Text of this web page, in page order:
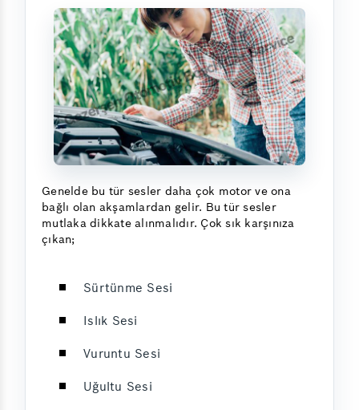
Genelde bu tür sesler daha çok motor ve ona
bağlı olan akşamlardan gelir. Bu tür sesler
mutlaka dikkate alınmalıdır. Çok sık karşınıza
çıkan;
Sürtünme Sesi
Islık Sesi
Vuruntu Sesi
Uğultu Sesi